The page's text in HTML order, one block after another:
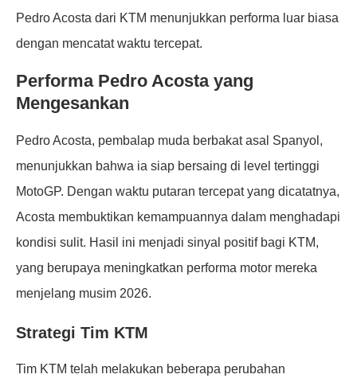
Pedro Acosta dari KTM menunjukkan performa luar biasa
dengan mencatat waktu tercepat.
Performa Pedro Acosta yang
Mengesankan
Pedro Acosta, pembalap muda berbakat asal Spanyol,
menunjukkan bahwa ia siap bersaing di level tertinggi
MotoGP. Dengan waktu putaran tercepat yang dicatatnya,
Acosta membuktikan kemampuannya dalam menghadapi
kondisi sulit. Hasil ini menjadi sinyal positif bagi KTM,
yang berupaya meningkatkan performa motor mereka
menjelang musim 2026.
Strategi Tim KTM
Tim KTM telah melakukan beberapa perubahan